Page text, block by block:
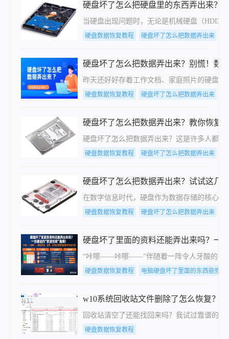
硬盘坏了怎么把硬盘里的东西弄出来？
当硬盘出现问题时，无论是机械硬盘（HDD
硬盘数据恢复教程 硬盘坏了怎么把数据弄出来
硬盘坏了怎么把数据弄出来？别慌！数
昨天还好好存着工作文档、家庭照片的硬盘
硬盘数据恢复教程 硬盘坏了怎么把数据弄出来
硬盘坏了怎么把数据弄出来？教你恢复
硬盘坏了怎么把数据弄出来？这是许多人都
硬盘数据恢复教程 硬盘坏了怎么把数据弄出来
硬盘坏了怎么把数据弄出来？试试这几
在数字信息时代，硬盘作为数据存储的核心
硬盘数据恢复教程 硬盘坏了怎么把数据弄出来
硬盘坏了里面的资料还能弄出来吗？一
“咔嚓——咔嚓——”伴随着一阵令人牙酸的异响
硬盘数据恢复教程 电脑硬盘坏了里面的东西能恢复
w10系统回收站文件删除了怎么恢复？
回收站清空了还能找回来吗？我试过靠谱的
硬盘数据恢复教程